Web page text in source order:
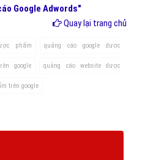
Google Adwords"
Quay lại trang chủ
phẩm quảng cáo google dược
google quảng cáo website dược
trên google